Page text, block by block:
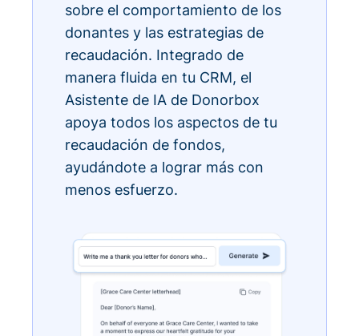
sobre el comportamiento de los
donantes y las estrategias de
recaudación. Integrado de
manera fluida en tu CRM, el
Asistente de IA de Donorbox
apoya todos los aspectos de tu
recaudación de fondos,
ayudándote a lograr más con
menos esfuerzo.